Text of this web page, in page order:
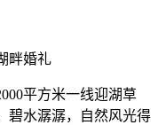
畔婚礼
平方米一线迎湖草
碧水潺潺，自然风光得